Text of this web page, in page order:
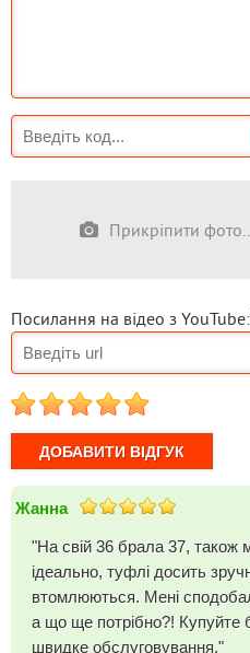
Прикріпити
Посилання на відео з YouTube:
1 2 3 4 5
Жанна
"На свій 36 брала 37, також
ідеально, туфлі досить
втомлюються. Мені
а що ще потрібно?! Купуйте
швидке обслуговування."